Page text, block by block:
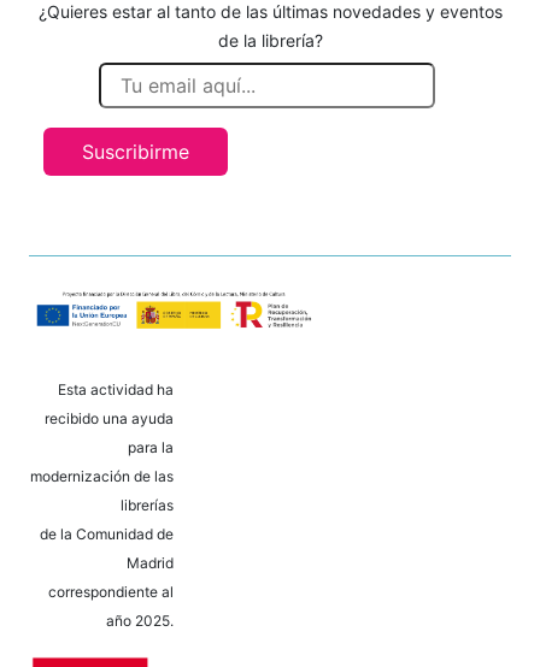
¿Quieres estar al tanto de las últimas novedades y eventos
de la librería?
Suscribirme
Esta actividad ha
recibido una ayuda
para la
modernización de las
librerías
de la Comunidad de
Madrid
correspondiente al
año 2025.